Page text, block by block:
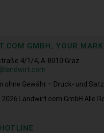
GMBH, YOUR
4/1/4, A-8010 Graz
ohne Gewähr – Druck- und
Landwirt.com GmbH Alle